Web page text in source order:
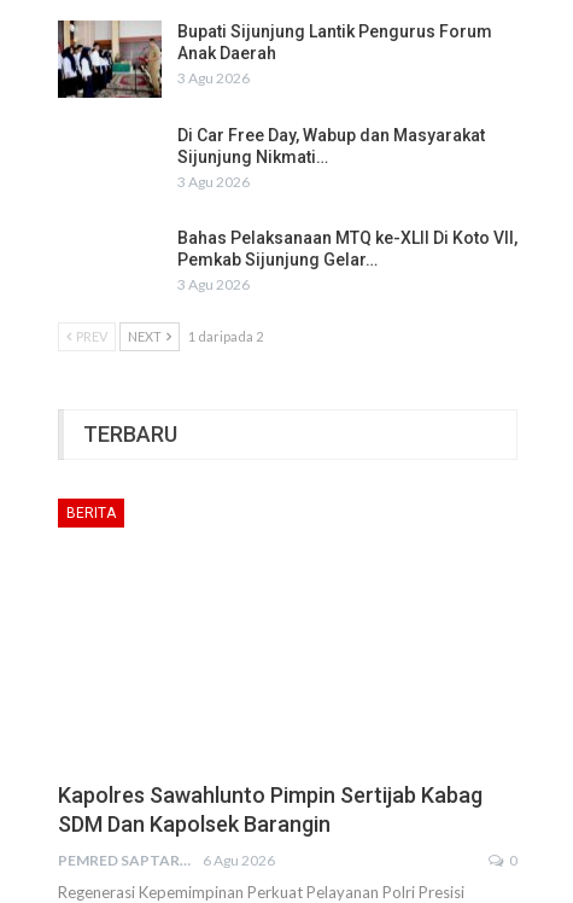
Bupati Sijunjung Lantik Pengurus Forum
Anak Daerah
3 Agu 2026
Di Car Free Day, Wabup dan Masyarakat
Sijunjung Nikmati…
3 Agu 2026
Bahas Pelaksanaan MTQ ke-XLII Di Koto VII,
Pemkab Sijunjung Gelar…
3 Agu 2026
PREV NEXT 1 daripada 2
TERBARU
BERITA
Kapolres Sawahlunto Pimpin Sertijab Kabag
SDM Dan Kapolsek Barangin
PEMRED SAPTARIUS 6 Agu 2026 0
Regenerasi Kepemimpinan Perkuat Pelayanan Polri Presisi